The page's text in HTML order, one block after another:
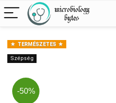
TERMÉSZETES
Szépség
-50%